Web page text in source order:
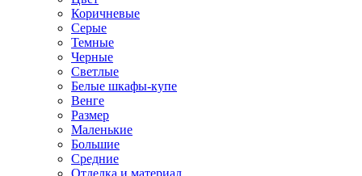
Коричневые
Серые
Темные
Черные
Светлые
Белые шкафы-купе
Венге
Размер
Маленькие
Большие
Средние
Отделка и материал